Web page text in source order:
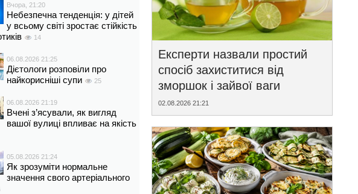
Вчора, 21:20
Небезпечна тенденція: у дітей
у всьому світі зростає стійкість
14
06.08.2026 21:25
Дієтологи розповіли про
найкорисніші супи
25
06.08.2026 21:19
Вчені з’ясували, як вигляд
вашої вулиці впливає на якість
05.08.2026 21:24
Як зрозуміти нормальне
значення свого артеріального
Експерти назвали простий
спосіб захиститися від
зморшок і зайвої ваги
02.08.2026 21:21